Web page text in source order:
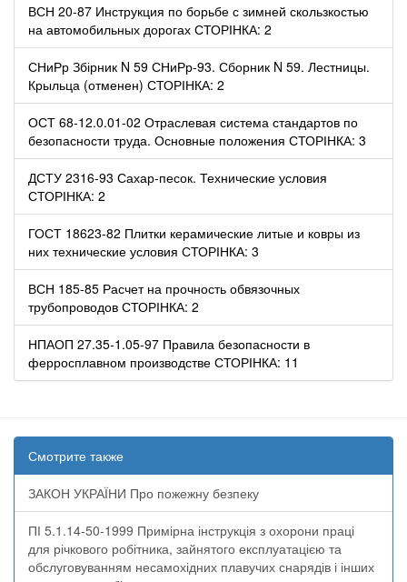
ВСН 20-87 Инструкция по борьбе с зимней скользкостью
на автомобильных дорогах СТОРІНКА: 2
СНиРр Збірник N 59 СНиРр-93. Сборник N 59. Лестницы.
Крыльца (отменен) СТОРІНКА: 2
ОСТ 68-12.0.01-02 Отраслевая система стандартов по
безопасности труда. Основные положения СТОРІНКА: 3
ДСТУ 2316-93 Сахар-песок. Технические условия
СТОРІНКА: 2
ГОСТ 18623-82 Плитки керамические литые и ковры из
них технические условия СТОРІНКА: 3
ВСН 185-85 Расчет на прочность обвязочных
трубопроводов СТОРІНКА: 2
НПАОП 27.35-1.05-97 Правила безопасности в
ферросплавном производстве СТОРІНКА: 11
Смотрите также
ЗАКОН УКРАЇНИ Про пожежну безпеку
ПІ 5.1.14-50-1999 Примірна інструкція з охорони праці
для річкового робітника, зайнятого експлуатацією та
обслуговуванням несамохідних плавучих снарядів і інших